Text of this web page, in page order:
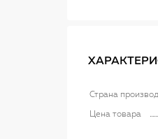
Страна
Цена товара